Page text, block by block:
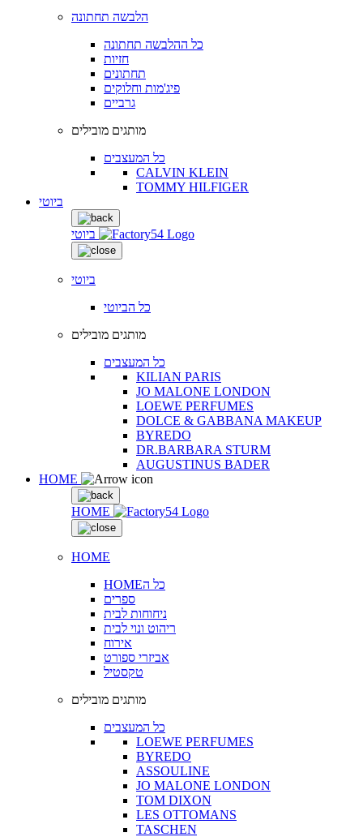
הלבשה תחתונה
כל ההלבשה תחתונה
חזיות
תחתונים
פיג'מות וחלוקים
גרביים
מותגים מובילים
כל המעצבים
CALVIN KLEIN
TOMMY HILFIGER
ביוטי
ביוטי
ביוטי
כל הביוטי
מותגים מובילים
כל המעצבים
KILIAN PARIS
JO MALONE LONDON
LOEWE PERFUMES
DOLCE & GABBANA MAKEUP
BYREDO
DR.BARBARA STURM
AUGUSTINUS BADER
HOME
HOME
HOME
HOMEכל ה
ספרים
ניחוחות לבית
ריהוט ונוי לבית
אירוח
אביזרי ספורט
טקסטיל
מותגים מובילים
כל המעצבים
LOEWE PERFUMES
BYREDO
ASSOULINE
JO MALONE LONDON
TOM DIXON
LES OTTOMANS
TASCHEN